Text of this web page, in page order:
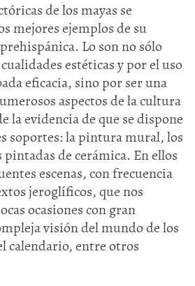
de los mayas se
mejores ejemplos de su
Lo son no sólo
estéticas y por el uso
eficacia, sino por ser una
aspectos de la cultura
la evidencia de que se dispone
soportes: la pintura mural, los
pintadas de cerámica. En ellos
escenas, con frecuencia
jeroglíficos, que nos
ocasiones con gran
visión del mundo de los
calendario, entre otros